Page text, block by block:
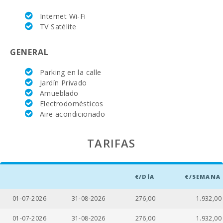
Nº de personas:Internet Wi-Fi
TV Satélite
GENERAL
Parking en la calle
Jardín Privado
Amueblado
Electrodomésticos
Aire acondicionado
TARIFAS
€/DÍA €/SEMANA
01-07-2026 31-08-2026 276,00 1.932,00
01-07-2026 31-08-2026 276,00 1.932,00